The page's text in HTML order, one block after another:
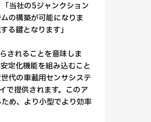
当社の5ジャンクション
の構築が可能になりま
る鍵となります」
されることを意味しま
定化機能を組み込むこと
代の車載用センサシステ
で提供されます。このア
め、より小型でより効率